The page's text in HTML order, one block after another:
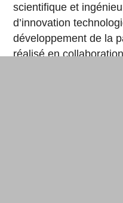
scientifique et
d’innovation
développement de la
réalisé en